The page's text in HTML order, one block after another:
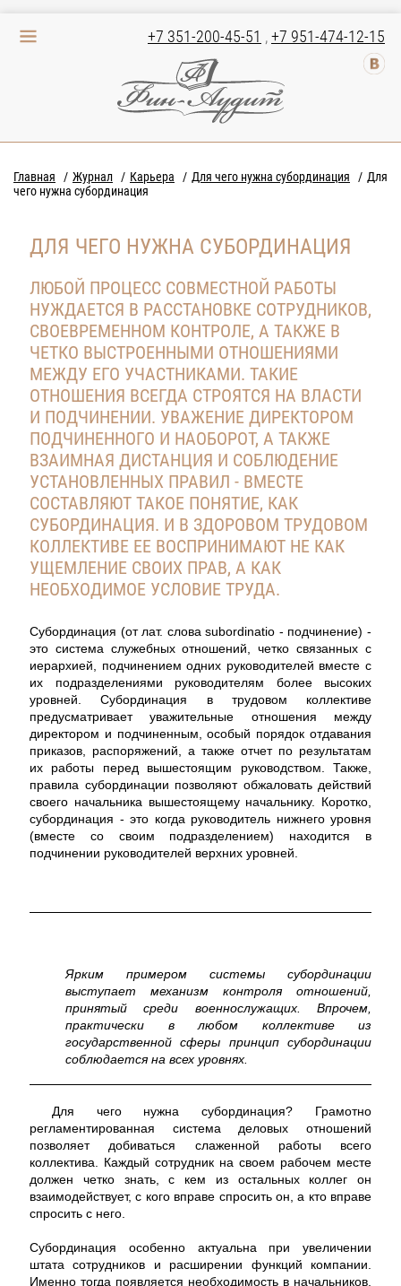
+7 351-200-45-51 ,+7 951-474-12-15
Главная Журнал Карьера Для чего нужна субординация
Для
чего нужна субординация
ДЛЯ ЧЕГО НУЖНА СУБОРДИНАЦИЯ
ЛЮБОЙ ПРОЦЕСС СОВМЕСТНОЙ РАБОТЫ
НУЖДАЕТСЯ В РАССТАНОВКЕ СОТРУДНИКОВ,
СВОЕВРЕМЕННОМ КОНТРОЛЕ, А ТАКЖЕ В
ЧЕТКО ВЫСТРОЕННЫМИ ОТНОШЕНИЯМИ
МЕЖДУ ЕГО УЧАСТНИКАМИ. ТАКИЕ
ОТНОШЕНИЯ ВСЕГДА СТРОЯТСЯ НА ВЛАСТИ
И ПОДЧИНЕНИИ. УВАЖЕНИЕ ДИРЕКТОРОМ
ПОДЧИНЕННОГО И НАОБОРОТ, А ТАКЖЕ
ВЗАИМНАЯ ДИСТАНЦИЯ И СОБЛЮДЕНИЕ
УСТАНОВЛЕННЫХ ПРАВИЛ - ВМЕСТЕ
СОСТАВЛЯЮТ ТАКОЕ ПОНЯТИЕ, КАК
СУБОРДИНАЦИЯ. И В ЗДОРОВОМ ТРУДОВОМ
КОЛЛЕКТИВЕ ЕЕ ВОСПРИНИМАЮТ НЕ КАК
УЩЕМЛЕНИЕ СВОИХ ПРАВ, А КАК
НЕОБХОДИМОЕ УСЛОВИЕ ТРУДА.
Субординация (от лат. слова subordinatio - подчинение) -
это система служебных отношений, четко связанных с
иерархией, подчинением одних руководителей вместе с
их подразделениями руководителям более высоких
уровней. Субординация в трудовом коллективе
предусматривает уважительные отношения между
директором и подчиненным, особый порядок отдавания
приказов, распоряжений, а также отчет по результатам
их работы перед вышестоящим руководством. Также,
правила субординации позволяют обжаловать действий
своего начальника вышестоящему начальнику. Коротко,
субординация - это когда руководитель нижнего уровня
(вместе со своим подразделением) находится в
подчинении руководителей верхних уровней.
Ярким примером системы субординации
выступает механизм контроля отношений,
принятый среди военнослужащих. Впрочем,
практически в любом коллективе из
государственной сферы принцип субординации
соблюдается на всех уровнях.
Для чего нужна субординация? Грамотно
регламентированная система деловых отношений
позволяет добиваться слаженной работы всего
коллектива. Каждый сотрудник на своем рабочем месте
должен четко знать, с кем из остальных коллег он
взаимодействует, с кого вправе спросить он, а кто вправе
спросить с него.
Субординация особенно актуальна при увеличении
штата сотрудников и расширении функций компании.
Именно тогда появляется необходимость в начальников,